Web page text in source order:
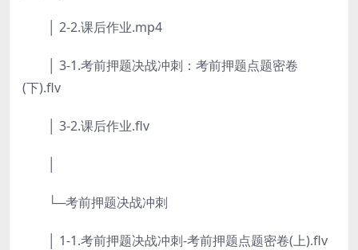
│ 2-2.课后作业.mp4
│ 3-1.考前押题决战冲刺：考前押题点题密卷
(下).flv
│ 3-2.课后作业.flv
└─考前押题决战冲刺
│ 1-1.考前押题决战冲刺-考前押题点题密卷(上).flv